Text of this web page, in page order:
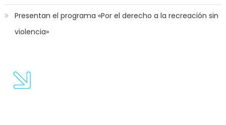
Presentan el programa «Por el derecho a la recreación sin
violencia»